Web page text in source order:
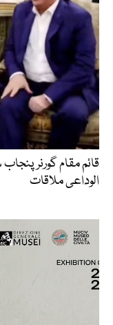
قائم مقام گورنر
الوداعی ملاقات